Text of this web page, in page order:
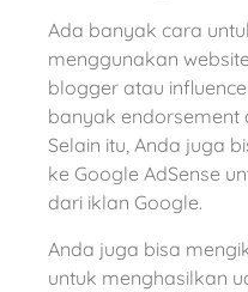
Ada banyak cara
menggunakan
blogger atau
banyak endorsement
Selain itu, Anda juga
ke Google AdSense
dari iklan Google.
Anda juga bisa
untuk menghasilkan